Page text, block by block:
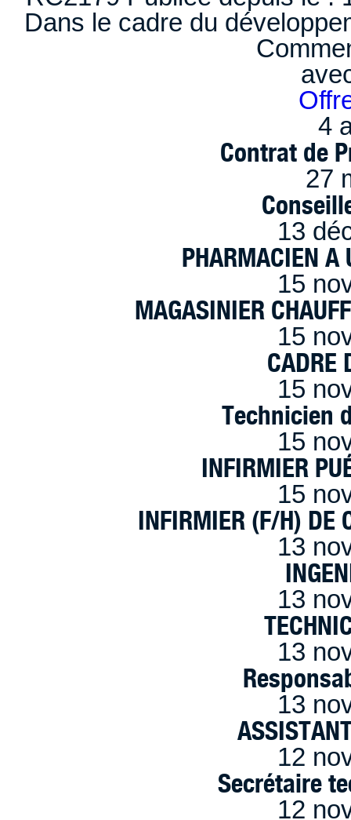
Dans le cadre du
4
Contrat de
27
13
PHARMACIEN A
15
MAGASINIER
15
CADRE
15
Technicien
15
INFIRMIER
15
INFIRMIER (F/H) DE
13
13
13
13
12
Secrétaire
12